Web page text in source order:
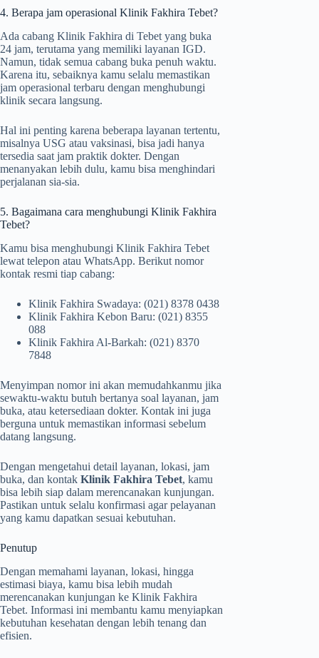
4. Berapa jam operasional Klinik Fakhira Tebet?
Ada cabang Klinik Fakhira di Tebet yang buka
24 jam, terutama yang memiliki layanan IGD.
Namun, tidak semua cabang buka penuh waktu.
Karena itu, sebaiknya kamu selalu memastikan
jam operasional terbaru dengan menghubungi
klinik secara langsung.
Hal ini penting karena beberapa layanan tertentu,
misalnya USG atau vaksinasi, bisa jadi hanya
tersedia saat jam praktik dokter. Dengan
menanyakan lebih dulu, kamu bisa menghindari
perjalanan sia-sia.
5. Bagaimana cara menghubungi Klinik Fakhira
Tebet?
Kamu bisa menghubungi Klinik Fakhira Tebet
lewat telepon atau WhatsApp. Berikut nomor
kontak resmi tiap cabang:
Klinik Fakhira Swadaya: (021) 8378 0438
Klinik Fakhira Kebon Baru: (021) 8355
088
Klinik Fakhira Al-Barkah: (021) 8370
7848
Menyimpan nomor ini akan memudahkanmu jika
sewaktu-waktu butuh bertanya soal layanan, jam
buka, atau ketersediaan dokter. Kontak ini juga
berguna untuk memastikan informasi sebelum
datang langsung.
Dengan mengetahui detail layanan, lokasi, jam
buka, dan kontak Klinik Fakhira Tebet, kamu
bisa lebih siap dalam merencanakan kunjungan.
Pastikan untuk selalu konfirmasi agar pelayanan
yang kamu dapatkan sesuai kebutuhan.
Penutup
Dengan memahami layanan, lokasi, hingga
estimasi biaya, kamu bisa lebih mudah
merencanakan kunjungan ke Klinik Fakhira
Tebet. Informasi ini membantu kamu menyiapkan
kebutuhan kesehatan dengan lebih tenang dan
efisien.